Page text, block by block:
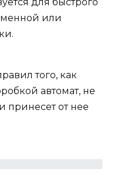
или
того, как
автомат, не
принесет от нее